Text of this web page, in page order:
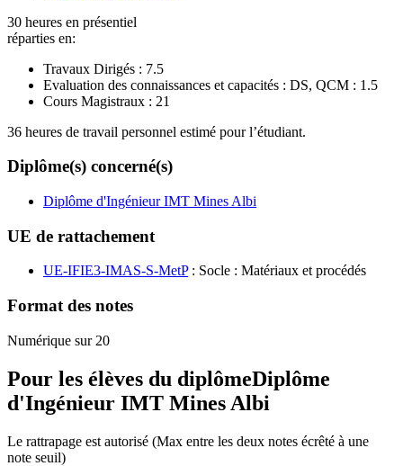
30 heures en présentiel
réparties en:
Travaux Dirigés : 7.5
Evaluation des connaissances et capacités : DS, QCM : 1.5
Cours Magistraux : 21
36 heures de travail personnel estimé pour l’étudiant.
Diplôme(s) concerné(s)
Diplôme d'Ingénieur IMT Mines Albi
UE de rattachement
UE-IFIE3-IMAS-S-MetP: Socle : Matériaux et procédés
Format des notes
Numérique sur 20
Pour les élèves du diplômeDiplôme
d'Ingénieur IMT Mines Albi
Le rattrapage est autorisé (Max entre les deux notes écrêté à une
note seuil)